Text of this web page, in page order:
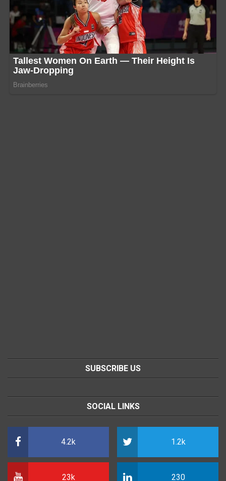
SUBSCRIBE US
SOCIAL LINKS
4.2k 1.2k
23k 230